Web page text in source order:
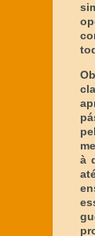
à